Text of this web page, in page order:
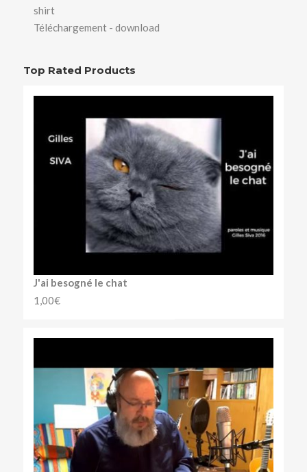
shirt
Téléchargement - download
Top Rated Products
J'ai besogné le chat
1,00€